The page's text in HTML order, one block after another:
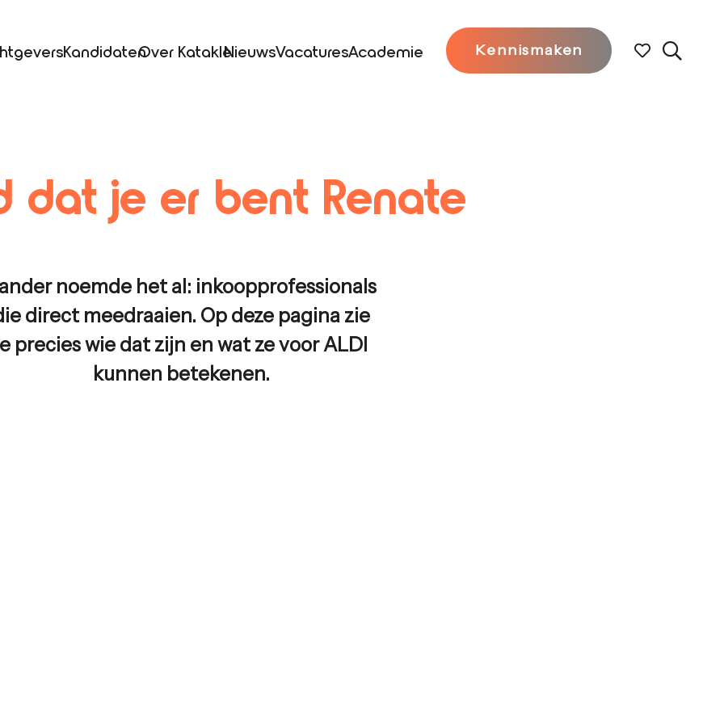
KandidatenOver KatakleNieuwsVacaturesAcademie Kennismaken
dat je er bent Renate
noemde het al: inkoopprofessionals
direct meedraaien. Op deze pagina zie
precies wie dat zijn en wat ze voorALDI
kunnen betekenen.